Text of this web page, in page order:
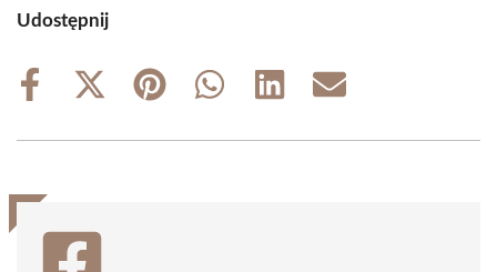
Udostępnij
Share
Share
(Twitter)
Share
Share
Share
Share